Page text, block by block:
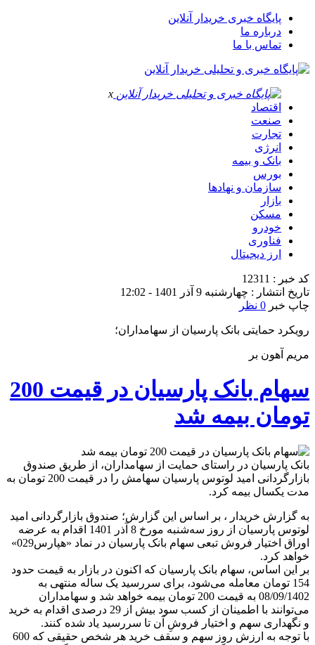
پایگاه خبری خریدار آنلاین
درباره ما
تماس با ما
x
اقتصاد
صنعت
تجارت
انرژی
بانک و بیمه
بورس
سازمان و نهادها
بازار
مسکن
خودرو
فناوری
ارز دیجیتال
کد خبر : 12311
تاریخ انتشار : چهارشنبه 9 آذر 1401 - 12:02
چاپ خبر 0 نظر
رویکرد حمایتی بانک پارسیان از سهامداران؛
مریم آهون بر
سهام بانک پارسیان در قیمت 200
تومان بیمه شد
بانک پارسیان در راستای حمایت از سهامداران، از طریق صندوق
بازارگردانی امید لوتوس پارسیان سهامش را در قیمت 200 تومان به
مدت یکسال بیمه کرد.
به گزارش خریدار ، بر اساس این گزارش؛ صندوق بازارگردانی امید
لوتوس پارسیان از روز سه‌شنبه مورخ 8 آذر 1401 اقدام به عرضه
اوراق اختیار فروش تبعی سهام بانک پارسیان در نماد «هپارس029»
خواهد کرد.
بر این اساس، سهام بانک پارسیان که اکنون در بازار به قیمت حدود
154 تومان معامله می‌شود، برای سررسید یک ساله منتهی به
08/09/1402 به قیمت 200 تومان بیمه خواهد شد و سهامداران
می‌توانند با اطمینان از کسب سود بیش از 29 درصدی اقدام به خرید
و نگهداری سهم و اختیار فروشِ آن تا سررسید یاد شده کنند.
با توجه به ارزش روز سهم و سقف خرید هر شخص حقیقی که 600